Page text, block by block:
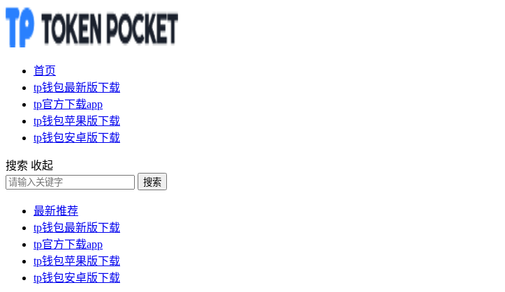
首页
tp钱包最新版下载
tp官方下载app
tp钱包苹果版下载
tp钱包安卓版下载
搜索 收起
搜索
最新推荐
tp钱包最新版下载
tp官方下载app
tp钱包苹果版下载
tp钱包安卓版下载